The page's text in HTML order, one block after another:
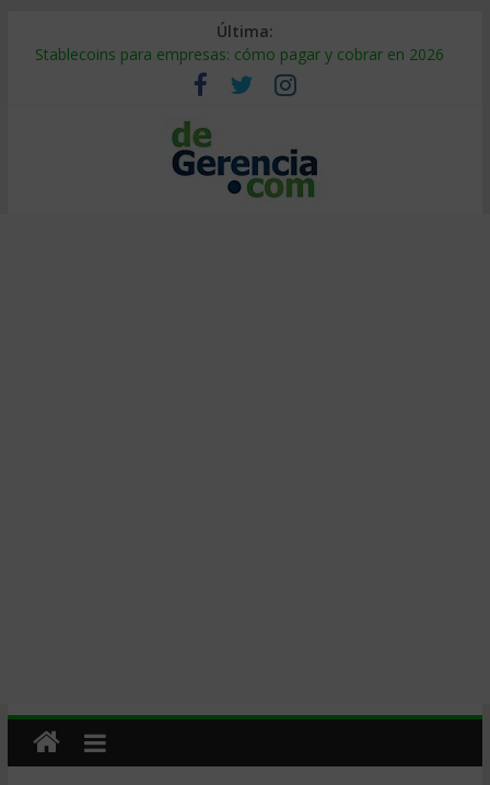
Última:
Stablecoins para empresas: cómo pagar y cobrar en 2026
Despido silencioso: qué es y por qué sale tan caro
IA en selección de personal: cómo auditarla a tiempo
Trabajo forzoso en la cadena de suministro: qué hacer
Mercado hispano de EE. UU.: cómo segmentarlo y venderle